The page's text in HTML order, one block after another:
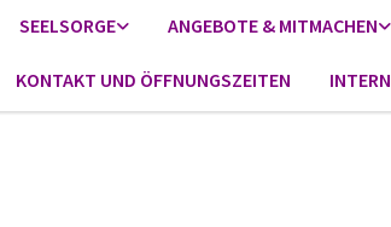
SEELSORGE ANGEBOTE & MITMACHEN
KONTAKT UND ÖFFNUNGSZEITEN INTERN